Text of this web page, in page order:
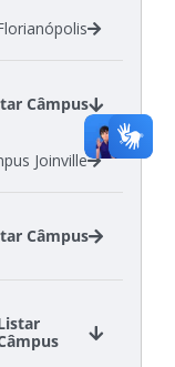
Câmpus
Joinville
Câmpus
São Carlos